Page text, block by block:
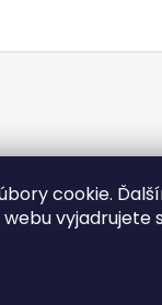
cookie.
vyjadrujete
Obchodné